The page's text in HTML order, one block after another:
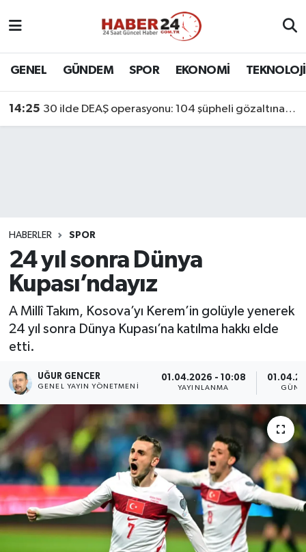
GENEL GÜNDEM SPOR EKONOMİ TEKNOLOJİ
14:25 30 ilde DEAŞ operasyonu: 104 şüpheli gözaltına alındı
HABERLER SPOR
24 yıl sonra Dünya
Kupası’ndayız
A Millî Takım, Kosova’yı Kerem’in golüyle yenerek
24 yıl sonra Dünya Kupası’na katılma hakkı elde
etti.
UĞUR GENCER
GENEL YAYIN YÖNETMENI
01.04.2026 - 10:08
YAYINLANMA
Nöbetçi Eczaneler
Son Dakika Haberleri
Haber Arşivi